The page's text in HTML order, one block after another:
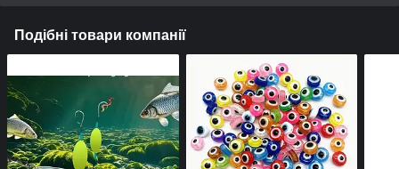
Подібні товари компанії